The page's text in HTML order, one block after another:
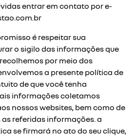
entrar em contato por e-
é respeitar sua
o sigilo das informações que
por meio dos
a presente política de
de que você tenha
informações coletamos
nossos websites, bem como de
referidas informações. a
se firmará no ato do seu clique,